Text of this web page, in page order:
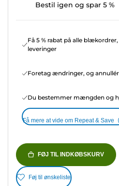
Bestil igen og spar 5 %
Få 5 % rabat på alle
leveringer
Foretag ændringer, og
Du bestemmer mængden og
Få mere at vide om Repeat & Save
FØJ TIL INDKØBSKURV
Føj til ønskeliste